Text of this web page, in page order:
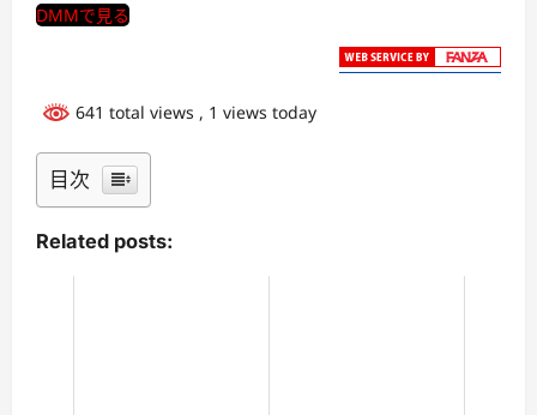
DMMで見る
641 total views , 1 views today
目次
Related posts: